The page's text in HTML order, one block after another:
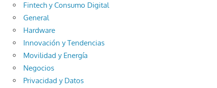
Fintech y Consumo Digital
General
Hardware
Innovación y Tendencias
Movilidad y Energía
Negocios
Privacidad y Datos